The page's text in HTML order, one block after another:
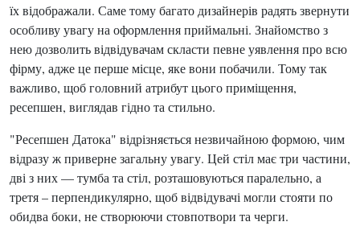
їх відображали. Саме тому багато дизайнерів радять звернути
особливу увагу на оформлення приймальні. Знайомство з
нею дозволить відвідувачам скласти певне уявлення про всю
фірму, адже це перше місце, яке вони побачили. Тому так
важливо, щоб головний атрибут цього приміщення,
ресепшен, виглядав гідно та стильно.
"Ресепшен Датока" відрізняється незвичайною формою, чим
відразу ж приверне загальну увагу. Цей стіл має три частини,
дві з них — тумба та стіл, розташовуються паралельно, а
третя – перпендикулярно, щоб відвідувачі могли стояти по
обидва боки, не створюючи стовпотвори та черги.